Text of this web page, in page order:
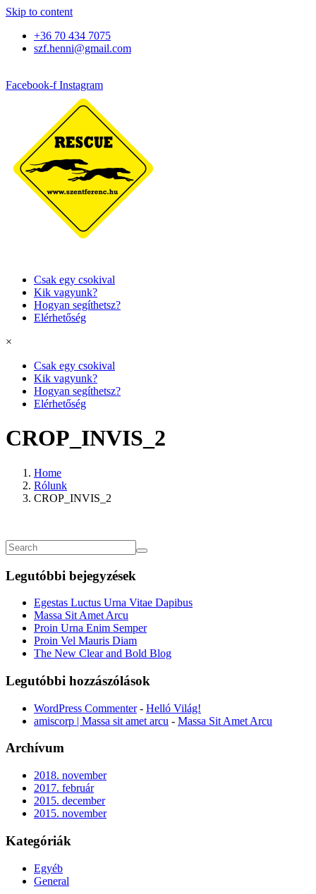
Skip to content
+36 70 434 7075
szf.henni@gmail.com
Facebook-f Instagram
Csak egy csokival
Kik vagyunk?
Hogyan segíthetsz?
Elérhetőség
×
Csak egy csokival
Kik vagyunk?
Hogyan segíthetsz?
Elérhetőség
CROP_INVIS_2
Home
Rólunk
CROP_INVIS_2
Legutóbbi bejegyzések
Egestas Luctus Urna Vitae Dapibus
Massa Sit Amet Arcu
Proin Urna Enim Semper
Proin Vel Mauris Diam
The New Clear and Bold Blog
Legutóbbi hozzászólások
WordPress Commenter- Helló Világ!
amiscorp | Massa sit amet arcu - Massa Sit Amet Arcu
Archívum
2018. november
2017. február
2015. december
2015. november
Kategóriák
Egyéb
General